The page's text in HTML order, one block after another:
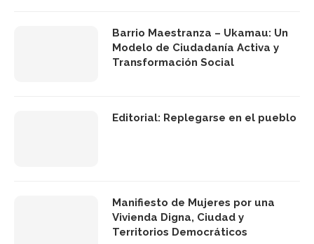
Barrio Maestranza – Ukamau: Un
Modelo de Ciudadanía Activa y
Transformación Social
Editorial: Replegarse en el pueblo
Manifiesto de Mujeres por una
Vivienda Digna, Ciudad y
Territorios Democráticos